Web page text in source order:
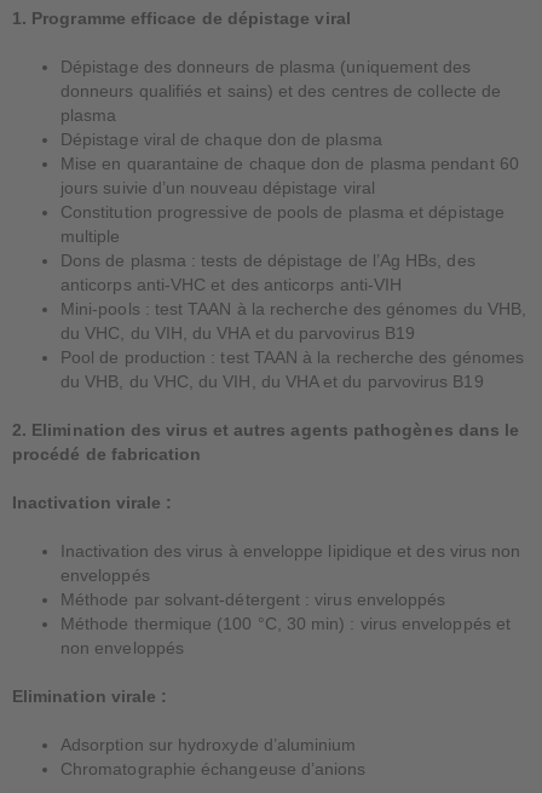
1. Programme efficace de dépistage viral
Dépistage des donneurs de plasma (uniquement des
donneurs qualifiés et sains) et des centres de collecte de
plasma
Dépistage viral de chaque don de plasma
Mise en quarantaine de chaque don de plasma pendant 60
jours suivie d’un nouveau dépistage viral
Constitution progressive de pools de plasma et dépistage
multiple
Dons de plasma : tests de dépistage de l’Ag HBs, des
anticorps anti-VHC et des anticorps anti-VIH
Mini-pools : test TAAN à la recherche des génomes du VHB,
du VHC, du VIH, du VHA et du parvovirus B19
Pool de production : test TAAN à la recherche des génomes
du VHB, du VHC, du VIH, du VHA et du parvovirus B19
2. Elimination des virus et autres agents pathogènes dans le
procédé de fabrication
Inactivation virale :
Inactivation des virus à enveloppe lipidique et des virus non
enveloppés
Méthode par solvant-détergent : virus enveloppés
Méthode thermique (100 °C, 30 min) : virus enveloppés et
non enveloppés
Elimination virale :
Adsorption sur hydroxyde d’aluminium
Chromatographie échangeuse d’anions